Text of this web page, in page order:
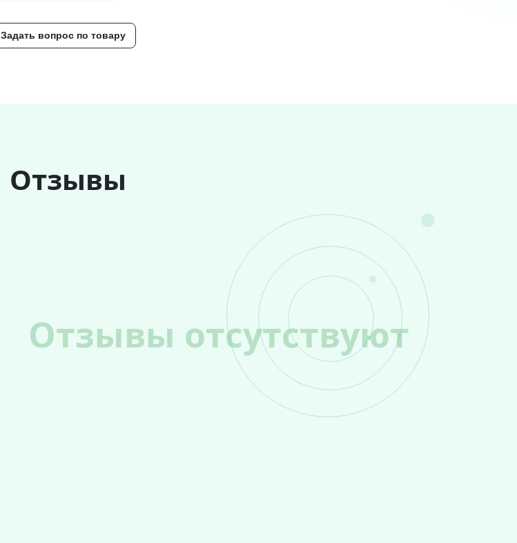
Задать вопрос по товару
Отзывы
Отзывы отсутствуют